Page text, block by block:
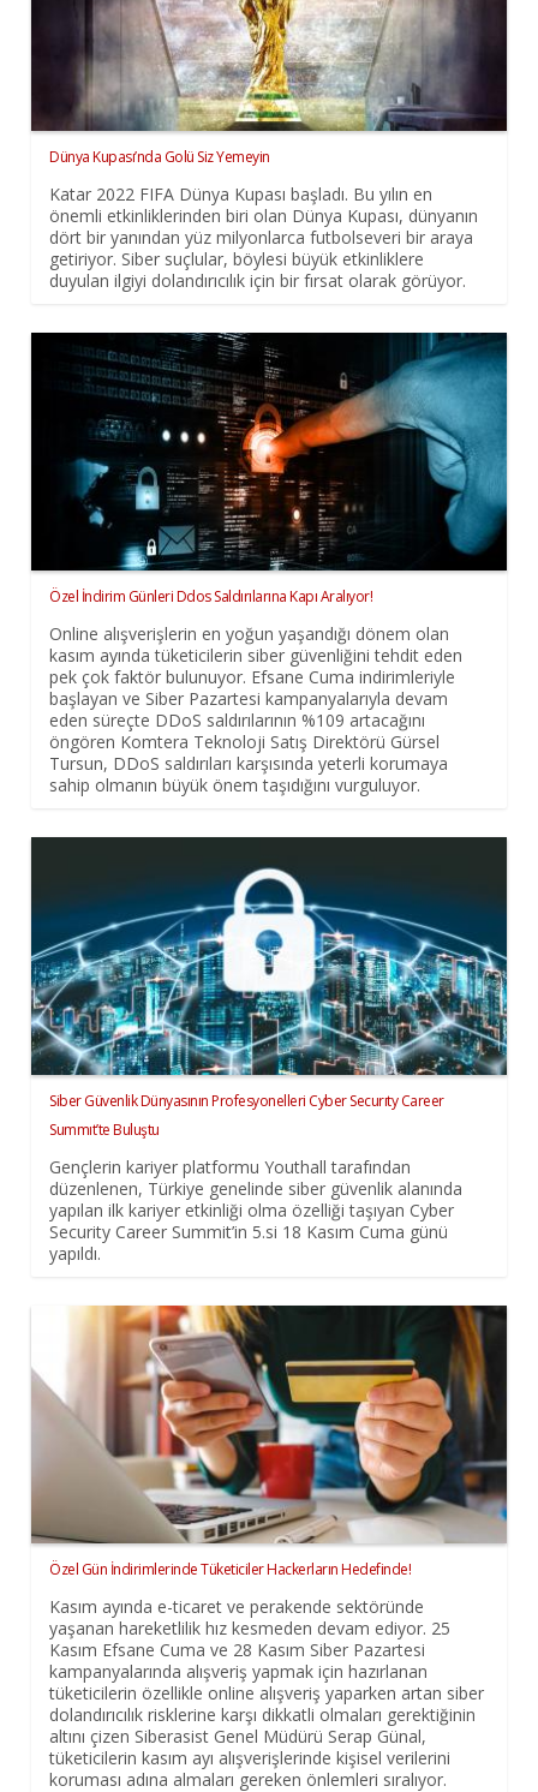
Dünya Kupası’nda Golü Siz Yemeyin
Katar 2022 FIFA Dünya Kupası başladı. Bu yılın en
önemli etkinliklerinden biri olan Dünya Kupası, dünyanın
dört bir yanından yüz milyonlarca futbolseveri bir araya
getiriyor. Siber suçlular, böylesi büyük etkinliklere
duyulan ilgiyi dolandırıcılık için bir fırsat olarak görüyor.
Özel İndirim Günleri Ddos Saldırılarına Kapı Aralıyor!
Online alışverişlerin en yoğun yaşandığı dönem olan
kasım ayında tüketicilerin siber güvenliğini tehdit eden
pek çok faktör bulunuyor. Efsane Cuma indirimleriyle
başlayan ve Siber Pazartesi kampanyalarıyla devam
eden süreçte DDoS saldırılarının %109 artacağını
öngören Komtera Teknoloji Satış Direktörü Gürsel
Tursun, DDoS saldırıları karşısında yeterli korumaya
sahip olmanın büyük önem taşıdığını vurguluyor.
Siber Güvenlik Dünyasının Profesyonelleri Cyber Securıty Career
Summıt’te Buluştu
Gençlerin kariyer platformu Youthall tarafından
düzenlenen, Türkiye genelinde siber güvenlik alanında
yapılan ilk kariyer etkinliği olma özelliği taşıyan Cyber
Security Career Summit’in 5.si 18 Kasım Cuma günü
yapıldı.
Özel Gün İndirimlerinde Tüketiciler Hackerların Hedefinde!
Kasım ayında e-ticaret ve perakende sektöründe
yaşanan hareketlilik hız kesmeden devam ediyor. 25
Kasım Efsane Cuma ve 28 Kasım Siber Pazartesi
kampanyalarında alışveriş yapmak için hazırlanan
tüketicilerin özellikle online alışveriş yaparken artan siber
dolandırıcılık risklerine karşı dikkatli olmaları gerektiğinin
altını çizen Siberasist Genel Müdürü Serap Günal,
tüketicilerin kasım ayı alışverişlerinde kişisel verilerini
koruması adına almaları gereken önlemleri sıralıyor.